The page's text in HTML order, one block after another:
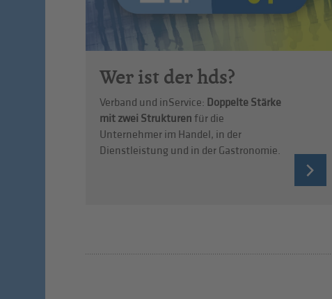
Wer ist der hds?
Verband und inService: Doppelte Stärke
mit zwei Strukturen für die
Unternehmer im Handel, in der
Dienstleistung und in der Gastronomie.